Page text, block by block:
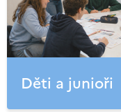
Děti a junioři